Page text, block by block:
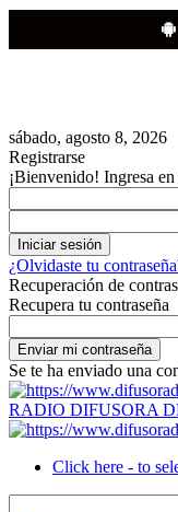
sábado, agosto 8, 2026
Registrarse
¡Bienvenido! Ingresa en
¿Olvidaste tu
Recuperación de
Recupera tu contraseña
Se te ha enviado una
RADIO DIFUSORA
Click here - to